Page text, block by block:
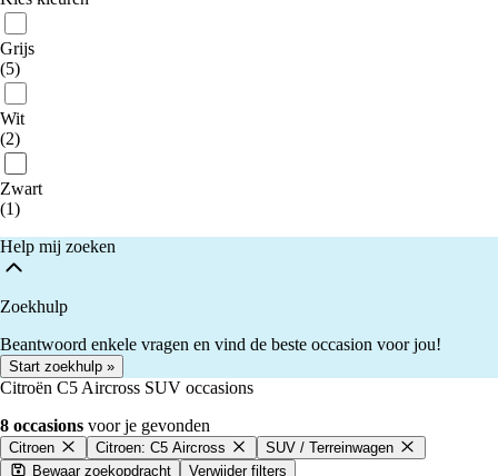
Grijs
(5)
Wit
(2)
Zwart
(1)
Help mij zoeken
Zoekhulp
Beantwoord enkele vragen en vind de beste occasion voor jou!
Start zoekhulp »
Citroën C5 Aircross SUV occasions
8 occasions voor je gevonden
Citroen Citroen: C5 Aircross
SUV / Terreinwagen
Bewaar zoekopdracht
Verwijder filters